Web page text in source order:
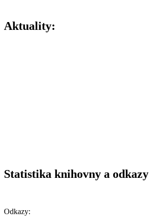
Aktuality:
Statistika knihovny a odkazy
Odkazy: